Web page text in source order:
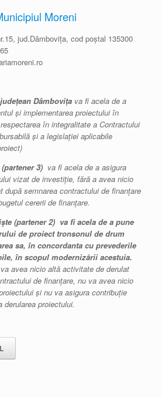
Moreni
jud.Dâmbovița, cod poștal 135300
Dâmbovița va fi acela de a
și implementarea proiectului în
în integralitate a Contractului
și a legislației aplicabile
3) va fi acela de a asigura
vizat de investiție, fără a avea nicio
după semnarea contractului de finanțare
cererii de finanțare.
(partener 2) va fi acela de a pune
de proiect tronsonul de drum
sa, în concordanta cu prevederile
în scopul modernizării acestuia.
avea nicio altă activitate de derulat
de finanțare, nu va avea nicio
și nu va asigura contribuție
derularea proiectului.